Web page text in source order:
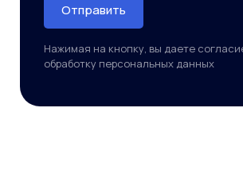
Отправить
Нажимая на кнопку, вы даете
обработку персональных данных